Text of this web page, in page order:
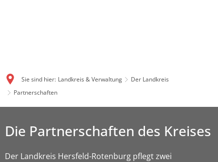
Sie sind hier: Landkreis & Verwaltung
Der Landkreis
Partnerschaften
Die Partnerschaften des Kreises
Der Landkreis Hersfeld-Rotenburg pflegt zwei